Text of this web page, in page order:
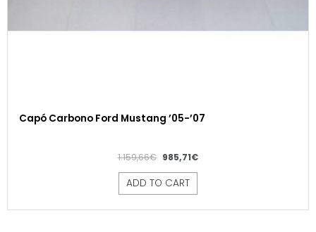
Capó Carbono Ford Mustang ’05-’07
1.159,66€ 985,71€
ADD TO CART